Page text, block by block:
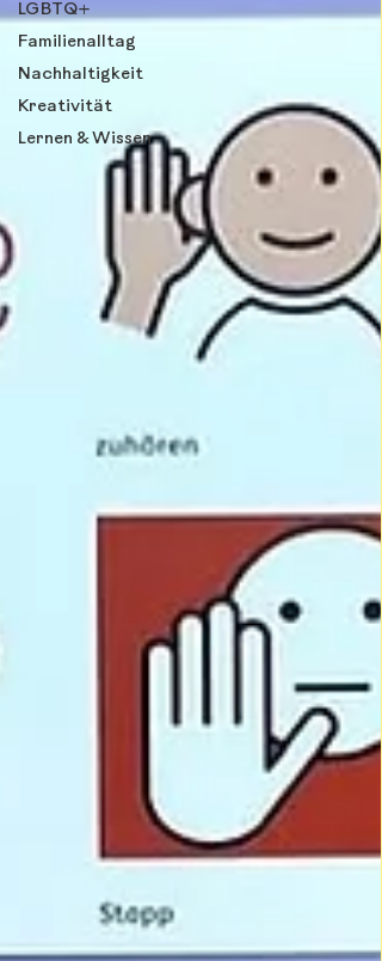
LGBTQ+
Familienalltag
Nachhaltigkeit
Kreativität
Lernen & Wissen